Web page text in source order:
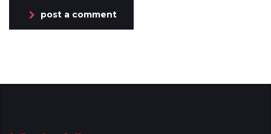
post a comment